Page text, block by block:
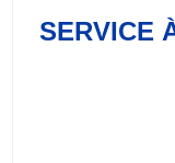
SERVICE